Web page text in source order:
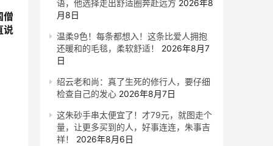
僧
说
语，他选择走出舒适圈奔赴远方 2026年8
月8日
温柔9色！每条都想入！这条比爱人拥抱
还暖和的毛毯，柔软舒适！
2026年8月7
日
绍云老和尚：真了生死的修行人，要仔细
检查自己的发心 2026年8月7日
这朱砂手串太便宜了！才79元，就图走个
量，让更多买到的人，好事连连，朱事吉
祥！
2026年8月6日